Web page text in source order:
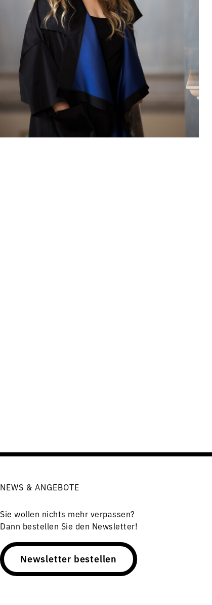
NEWS & ANGEBOTE
Sie wollen nichts mehr verpassen?
Dann bestellen Sie den Newsletter!
Newsletter bestellen